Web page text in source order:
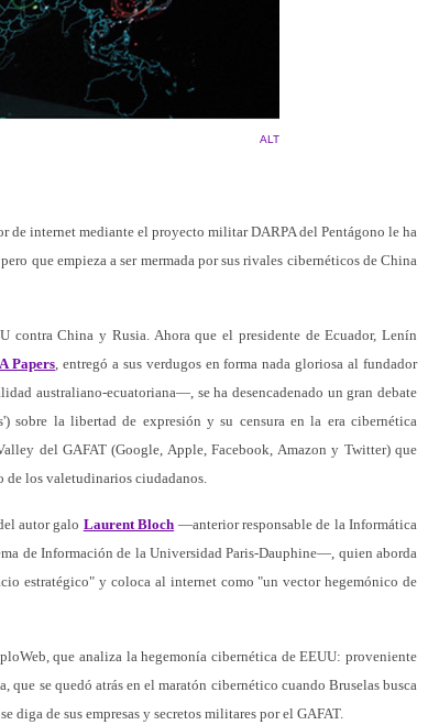
ALT
de internet mediante el proyecto militar DARPA del Pentágono le ha
que empieza a ser mermada por sus rivales cibernéticos de China
contra China y Rusia. Ahora que el presidente de Ecuador, Lenín
Papers, entregó a sus verdugos en forma nada gloriosa al fundador
australiano-ecuatoriana—, se ha desencadenado un gran debate
sobre la libertad de expresión y su censura en la era cibernética
del GAFAT (Google, Apple, Facebook, Amazon y Twitter) que
los valetudinarios ciudadanos.
autor galo Laurent Bloch —anterior responsable de la Informática
de Información de la Universidad Paris-Dauphine—, quien aborda
estratégico" y coloca al internet como "un vector hegemónico de
que analiza la hegemonía cibernética de EEUU: proveniente
que se quedó atrás en el maratón cibernético cuando Bruselas busca
diga de sus empresas y secretos militares por el GAFAT.